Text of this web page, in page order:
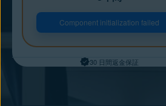
Component initialization failed
30 日間返金保証